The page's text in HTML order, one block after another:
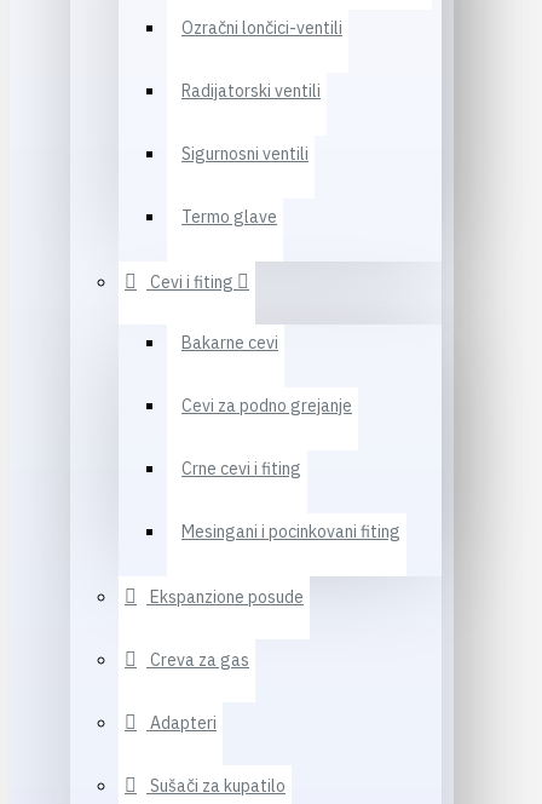
Ozračni lončici-ventili
Radijatorski ventili
Sigurnosni ventili
Termo glave
Cevi i fiting
Bakarne cevi
Cevi za podno grejanje
Crne cevi i fiting
Mesingani i pocinkovani fiting
Ekspanzione posude
Creva za gas
Adapteri
Sušači za kupatilo